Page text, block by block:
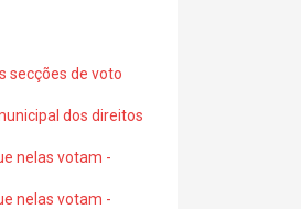
secções de voto
dos direitos
nelas votam -
nelas votam -